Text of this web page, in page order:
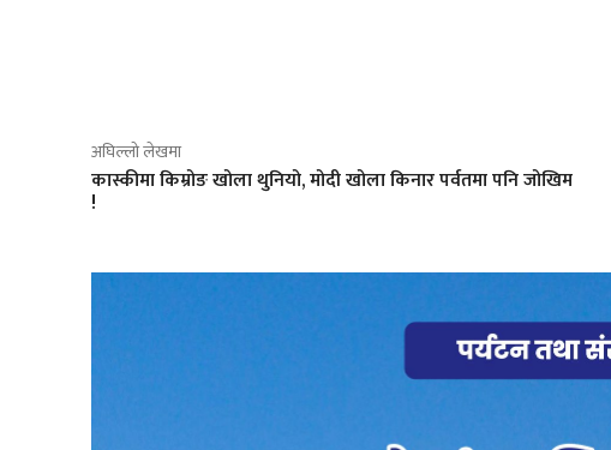
अघिल्लो लेखमा
कास्कीमा किम्रोङ खोला थुनियो, मोदी खोला किनार पर्वतमा पनि जोखिम
!